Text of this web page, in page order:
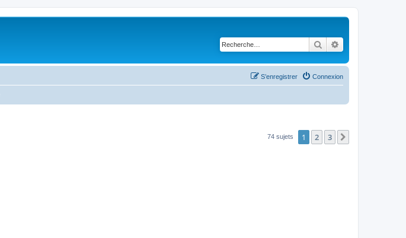
Rechercher
Connexion
S’enregistrer
74 sujets 1 2 3